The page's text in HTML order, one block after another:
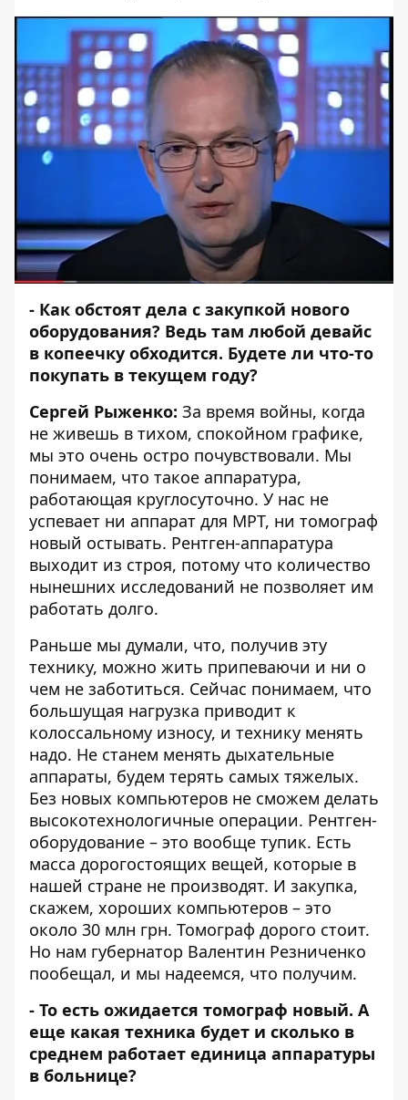
- Как обстоят дела с закупкой нового
оборудования? Ведь там любой девайс
в копеечку обходится. Будете ли что-то
покупать в текущем году?
Сергей Рыженко: За время войны, когда
не живешь в тихом, спокойном графике,
мы это очень остро почувствовали. Мы
понимаем, что такое аппаратура,
работающая круглосуточно. У нас не
успевает ни аппарат для МРТ, ни томограф
новый остывать. Рентген-аппаратура
выходит из строя, потому что количество
нынешних исследований не позволяет им
работать долго.
Раньше мы думали, что, получив эту
технику, можно жить припеваючи и ни о
чем не заботиться. Сейчас понимаем, что
большущая нагрузка приводит к
колоссальному износу, и технику менять
надо. Не станем менять дыхательные
аппараты, будем терять самых тяжелых.
Без новых компьютеров не сможем делать
высокотехнологичные операции. Рентген-
оборудование – это вообще тупик. Есть
масса дорогостоящих вещей, которые в
нашей стране не производят. И закупка,
скажем, хороших компьютеров – это
около 30 млн грн. Томограф дорого стоит.
Но нам губернатор Валентин Резниченко
пообещал, и мы надеемся, что получим.
- То есть ожидается томограф новый. А
еще какая техника будет и сколько в
среднем работает единица аппаратуры
в больнице?